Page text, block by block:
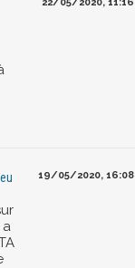
19/05/2020, 16:08